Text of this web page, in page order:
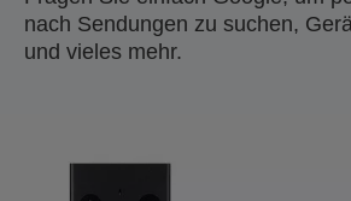
nach Sendungen zu suchen,
und vieles mehr.